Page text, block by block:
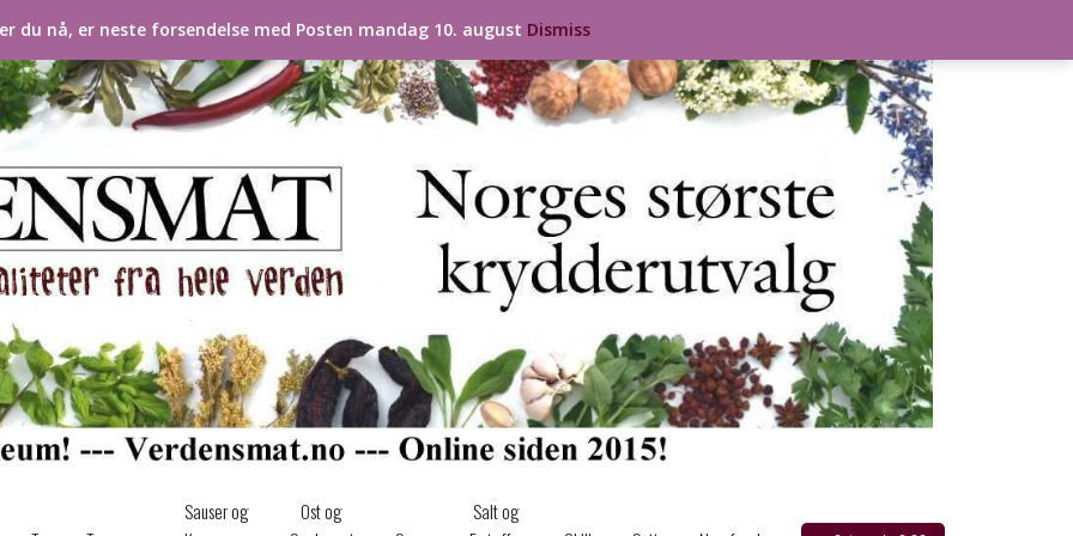
Sauser og
Ost og
Salt og
du nå, er neste forsendelse med Posten mandag 10. august Dismiss